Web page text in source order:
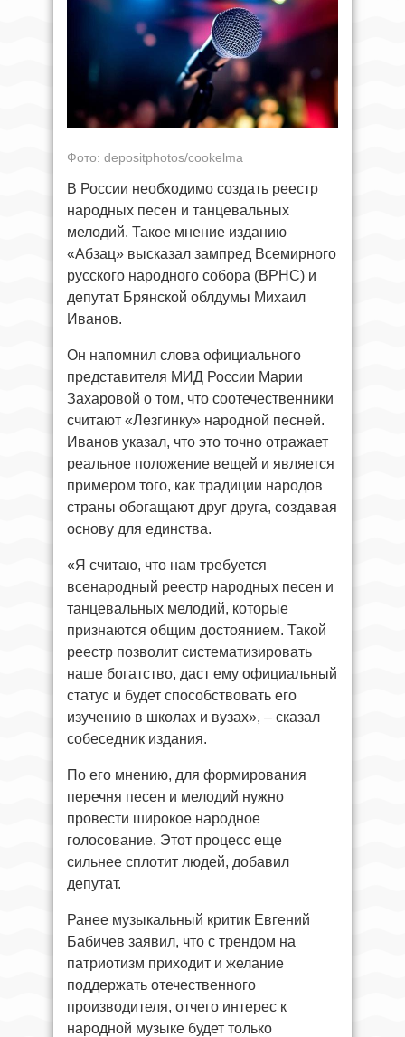
Фото: depositphotos/cookelma
В России необходимо создать реестр
народных песен и танцевальных
мелодий. Такое мнение изданию
«Абзац» высказал зампред Всемирного
русского народного собора (ВРНС) и
депутат Брянской облдумы Михаил
Иванов.
Он напомнил слова официального
представителя МИД России Марии
Захаровой о том, что соотечественники
считают «Лезгинку» народной песней.
Иванов указал, что это точно отражает
реальное положение вещей и является
примером того, как традиции народов
страны обогащают друг друга, создавая
основу для единства.
«Я считаю, что нам требуется
всенародный реестр народных песен и
танцевальных мелодий, которые
признаются общим достоянием. Такой
реестр позволит систематизировать
наше богатство, даст ему официальный
статус и будет способствовать его
изучению в школах и вузах», – сказал
собеседник издания.
По его мнению, для формирования
перечня песен и мелодий нужно
провести широкое народное
голосование. Этот процесс еще
сильнее сплотит людей, добавил
депутат.
Ранее музыкальный критик Евгений
Бабичев заявил, что с трендом на
патриотизм приходит и желание
поддержать отечественного
производителя, отчего интерес к
народной музыке будет только